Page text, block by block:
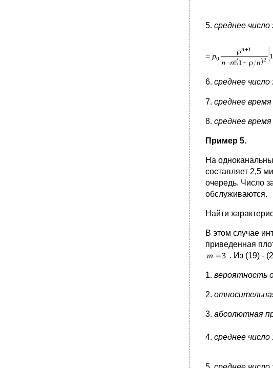
5. среднее число
=
6. среднее число
7. среднее
8. среднее
Пример 5.
На
составляет 2,5
очередь. Число
обслуживаются.
Найти
В этом случае
приведенная
. Из (19) -
1. вероятность
2.
3. абсолютная
4. среднее